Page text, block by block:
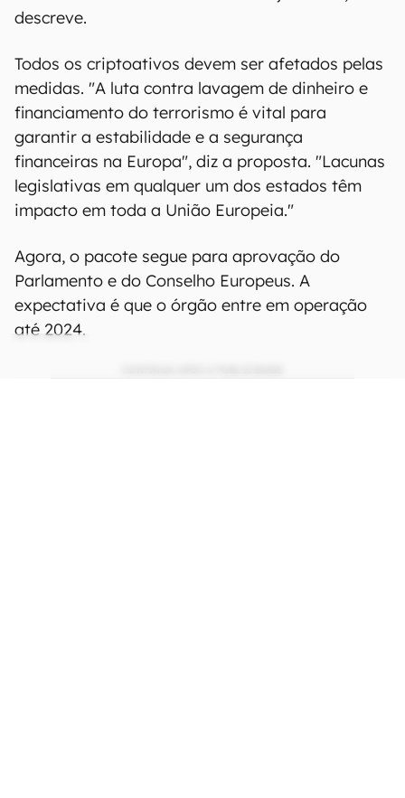
descreve.
Todos os criptoativos devem ser afetados pelas
medidas. "A luta contra lavagem de dinheiro e
financiamento do terrorismo é vital para
garantir a estabilidade e a segurança
financeiras na Europa", diz a proposta. "Lacunas
legislativas em qualquer um dos estados têm
impacto em toda a União Europeia."
Agora, o pacote segue para aprovação do
Parlamento e do Conselho Europeus. A
expectativa é que o órgão entre em operação
até 2024.